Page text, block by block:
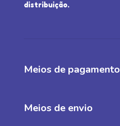
distribuição.
Meios de pagamento
Meios de envio